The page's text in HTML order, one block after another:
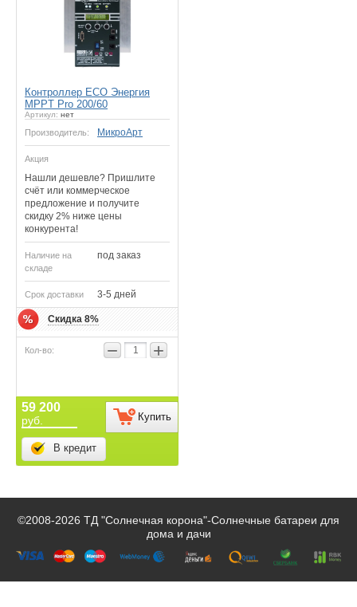
Контроллер ECO Энергия
MPPT Pro 200/60
Артикул: нет
Производитель: МикроАрт
Акция
Нашли дешевле? Пришлите
счёт или коммерческое
предложение и получите
скидку 2% ниже цены
конкурента!
Наличие на
складе
под заказ
Срок доставки 3-5 дней
Скидка 8%
− +
59 200
руб. Купить
В кредит
©2008-2026 ТД "Солнечная корона"-Солнечные батареи для
дома и дачи